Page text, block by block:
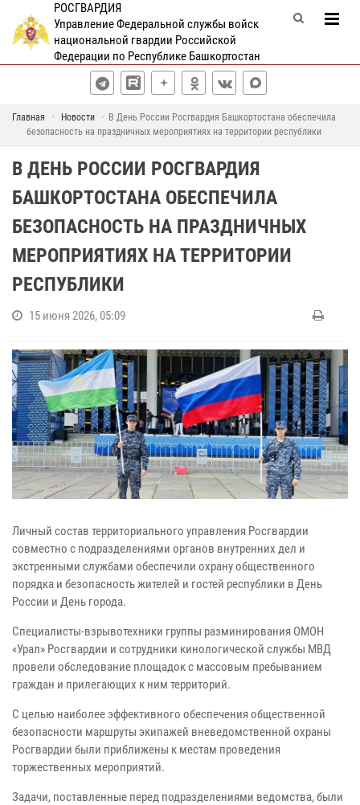
РОСГВАРДИЯ
Управление Федеральной службы войск
национальной гвардии Российской
Федерации по Республике Башкортостан
Главная Новости
В День России Росгвардия Башкортостана обеспечила
безопасность на праздничных мероприятиях на территории республики
В ДЕНЬ РОССИИ РОСГВАРДИЯ
БАШКОРТОСТАНА ОБЕСПЕЧИЛА
БЕЗОПАСНОСТЬ НА ПРАЗДНИЧНЫХ
МЕРОПРИЯТИЯХ НА ТЕРРИТОРИИ
РЕСПУБЛИКИ
15 июня 2026, 05:09
Личный состав территориального управления Росгвардии
совместно с подразделениями органов внутренних дел и
экстренными службами обеспечили охрану общественного
порядка и безопасность жителей и гостей республики в День
России и День города.
Специалисты-взрывотехники группы разминирования ОМОН
«Урал» Росгвардии и сотрудники кинологической службы МВД
провели обследование площадок с массовым пребыванием
граждан и прилегающих к ним территорий.
С целью наиболее эффективного обеспечения общественной
безопасности маршруты экипажей вневедомственной охраны
Росгвардии были приближены к местам проведения
торжественных мероприятий.
Задачи, поставленные перед подразделениями ведомства, были